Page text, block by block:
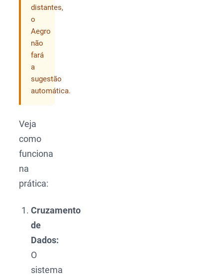
distantes,
o
Aegro
não
fará
a
sugestão
automática.
Veja
como
funciona
na
prática:
Cruzamento
de
Dados:
O
sistema